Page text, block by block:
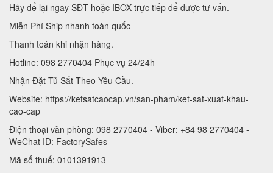
Hãy để lại ngay SĐT hoặc IBOX trực tiếp để được tư vấn.
Miễn Phí Ship nhanh toàn quốc
Thanh toán khi nhận hàng.
Hotline: 098 2770404 Phục vụ 24/24h
Nhận Đặt Tủ Sắt Theo Yêu Cầu.
Website: https://ketsatcaocap.vn/san-pham/ket-sat-xuat-khau-
cao-cap
Điện thoại văn phòng: 098 2770404 - Viber: +84 98 2770404 -
WeChat ID: FactorySafes
Mã số thuế: 0101391913